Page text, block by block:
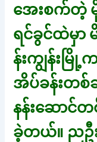
အေးစက်တဲ့ မို
ရင်ခွင်ထဲမှာ
န်းကျွန်းမ
အိပ်ခန်းတစ်
နန်းဆောင်
ခဲ့တယ်။ ညဦး